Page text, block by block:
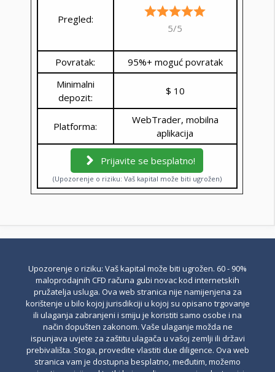
Pregled:
5/5
Povratak:
95%+ moguć povratak
Minimalni
depozit:
$ 10
Platforma:
WebTrader, mobilna
aplikacija
Prijavite se besplatno!
(Upozorenje o riziku: Vaš kapital može biti ugrožen)
Upozorenje o riziku: Vaš kapital može biti ugrožen. 60 - 90%
maloprodajnih CFD računa gubi novac kod internetskih
pružatelja usluga. Ova web stranica nije namijenjena za
korištenje u bilo kojoj jurisdikciji u kojoj su opisano trgovanje
ili ulaganja zabranjeni i smiju je koristiti samo osobe i na
način dopušten zakonom. Vaše ulaganje možda ne
ispunjava uvjete za zaštitu ulagača u vašoj zemlji ili državi
prebivališta. Stoga, provedite vlastiti due diligence. Ova web
stranica vam je dostupna besplatno, međutim, možemo